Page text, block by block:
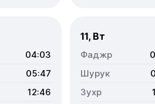
04:03
05:47
12:46
11, Вт